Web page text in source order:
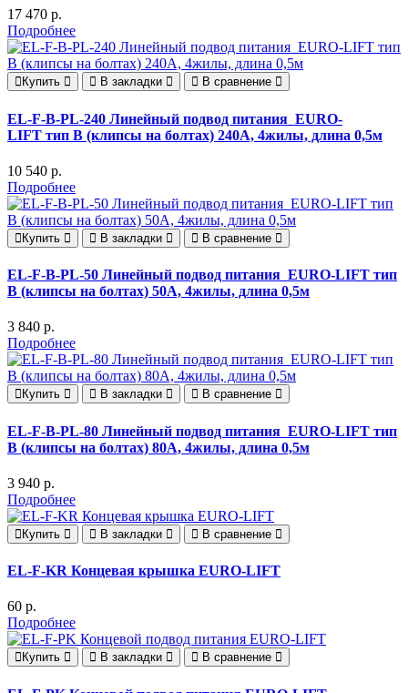
17 470 р.
Подробнее
Купить В закладки В сравнение
EL-F-B-PL-240 Линейный подвод питания EURO-
LIFT тип B (клипсы на болтах) 240А, 4жилы, длина 0,5м
10 540 р.
Подробнее
Купить В закладки В сравнение
EL-F-B-PL-50 Линейный подвод питания EURO-LIFT тип
B (клипсы на болтах) 50А, 4жилы, длина 0,5м
3 840 р.
Подробнее
Купить В закладки В сравнение
EL-F-B-PL-80 Линейный подвод питания EURO-LIFT тип
B (клипсы на болтах) 80А, 4жилы, длина 0,5м
3 940 р.
Подробнее
Купить В закладки В сравнение
EL-F-KR Концевая крышка EURO-LIFT
60 р.
Подробнее
Купить В закладки В сравнение